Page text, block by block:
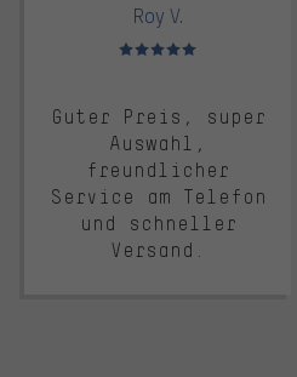
Roy V.
Bewertungen: 5 von 5
Guter Preis, super
Auswahl,
freundlicher
Service am Telefon
und schneller
Versand.